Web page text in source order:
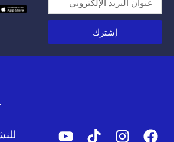
عن
للنشر في